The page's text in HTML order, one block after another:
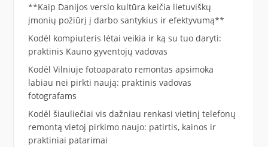
**Kaip Danijos verslo kultūra keičia lietuviškų
įmonių požiūrį į darbo santykius ir efektyvumą**
Kodėl kompiuteris lėtai veikia ir ką su tuo daryti:
praktinis Kauno gyventojų vadovas
Kodėl Vilniuje fotoaparato remontas apsimoka
labiau nei pirkti naują: praktinis vadovas
fotografams
Kodėl šiauliečiai vis dažniau renkasi vietinį telefonų
remontą vietoj pirkimo naujo: patirtis, kainos ir
praktiniai patarimai